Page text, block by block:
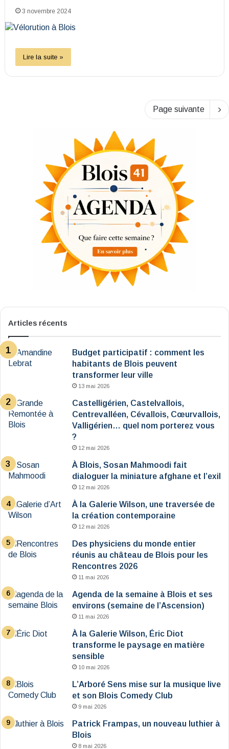
3 novembre 2024
Lire la suite »
Page suivante
Articles récents
Budget participatif : comment les
habitants de Blois peuvent
transformer leur ville
13 mai 2026
Castelligérien, Castelvallois,
Centrevalléen, Cévallois, Cœurvallois,
Valligérien… quel nom porterez vous
?
12 mai 2026
À Blois, Sosan Mahmoodi fait
dialoguer la miniature afghane et l’exil
12 mai 2026
À la Galerie Wilson, une traversée de
la création contemporaine
12 mai 2026
Des physiciens du monde entier
réunis au château de Blois pour les
Rencontres 2026
11 mai 2026
Agenda de la semaine à Blois et ses
environs (semaine de l’Ascension)
11 mai 2026
À la Galerie Wilson, Éric Diot
transforme le paysage en matière
sensible
10 mai 2026
L’Arboré Sens mise sur la musique live
et son Blois Comedy Club
9 mai 2026
Patrick Frampas, un nouveau luthier à
Blois
8 mai 2026